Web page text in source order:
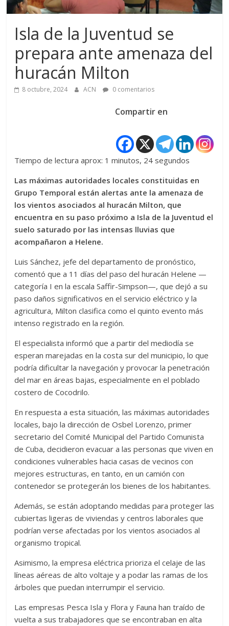
Isla de la Juventud se
prepara ante amenaza del
huracán Milton
8 octubre, 2024 ACN 0 comentarios
Compartir en
Tiempo de lectura aprox: 1 minutos, 24 segundos
Las máximas autoridades locales constituidas en
Grupo Temporal están alertas ante la amenaza de
los vientos asociados al huracán Milton, que
encuentra en su paso próximo a Isla de la Juventud el
suelo saturado por las intensas lluvias que
acompañaron a Helene.
Luis Sánchez, jefe del departamento de pronóstico,
comentó que a 11 días del paso del huracán Helene —
categoría I en la escala Saffir-Simpson—, que dejó a su
paso daños significativos en el servicio eléctrico y la
agricultura, Milton clasifica como el quinto evento más
intenso registrado en la región.
El especialista informó que a partir del mediodía se
esperan marejadas en la costa sur del municipio, lo que
podría dificultar la navegación y provocar la penetración
del mar en áreas bajas, especialmente en el poblado
costero de Cocodrilo.
En respuesta a esta situación, las máximas autoridades
locales, bajo la dirección de Osbel Lorenzo, primer
secretario del Comité Municipal del Partido Comunista
de Cuba, decidieron evacuar a las personas que viven en
condiciones vulnerables hacia casas de vecinos con
mejores estructuras, en tanto, en un camión con
contenedor se protegerán los bienes de los habitantes.
Además, se están adoptando medidas para proteger las
cubiertas ligeras de viviendas y centros laborales que
podrían verse afectadas por los vientos asociados al
organismo tropical.
Asimismo, la empresa eléctrica prioriza el celaje de las
líneas aéreas de alto voltaje y a podar las ramas de los
árboles que puedan interrumpir el servicio.
Las empresas Pesca Isla y Flora y Fauna han traído de
vuelta a sus trabajadores que se encontraban en alta